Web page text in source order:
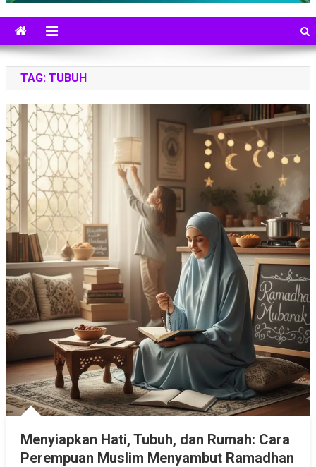
TAG: TUBUH
Menyiapkan Hati, Tubuh, dan Rumah: Cara
Perempuan Muslim Menyambut Ramadhan